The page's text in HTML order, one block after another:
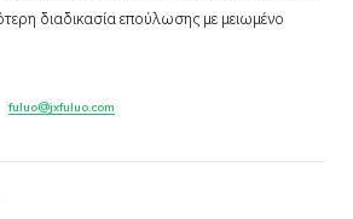
διαδικασία επούλωσης με μειωμένο
fuluo@jxfuluo.com